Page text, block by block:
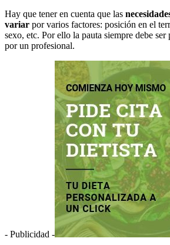
Hay que tener en cuenta que las
variar por varios factores: posición en el
sexo, etc. Por ello la pauta siempre debe ser
por un profesional.
- Publicidad -